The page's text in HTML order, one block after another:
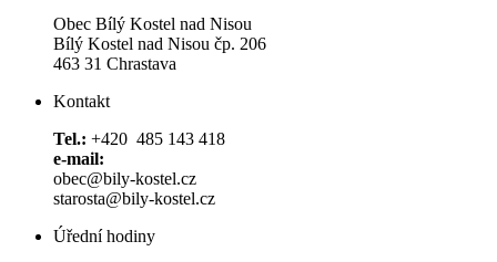
Obec Bílý Kostel nad Nisou
Bílý Kostel nad Nisou čp. 206
463 31 Chrastava
Kontakt
Tel.: +420 485 143 418
e-mail:
obec@bily-kostel.cz
starosta@bily-kostel.cz
Úřední hodiny